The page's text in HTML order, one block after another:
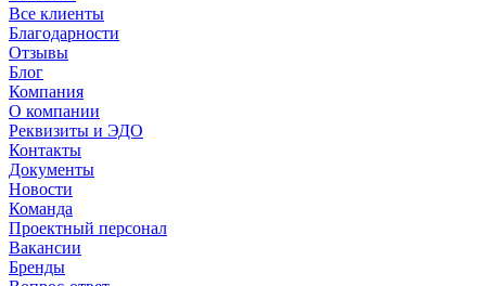
Все клиенты
Благодарности
Отзывы
Блог
Компания
О компании
Реквизиты и ЭДО
Контакты
Документы
Новости
Команда
Проектный персонал
Вакансии
Бренды